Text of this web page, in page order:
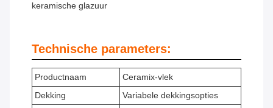
keramische glazuur
Technische parameters:
Productnaam
Ceramix-vlek
Dekking
Variabele dekkingsopties